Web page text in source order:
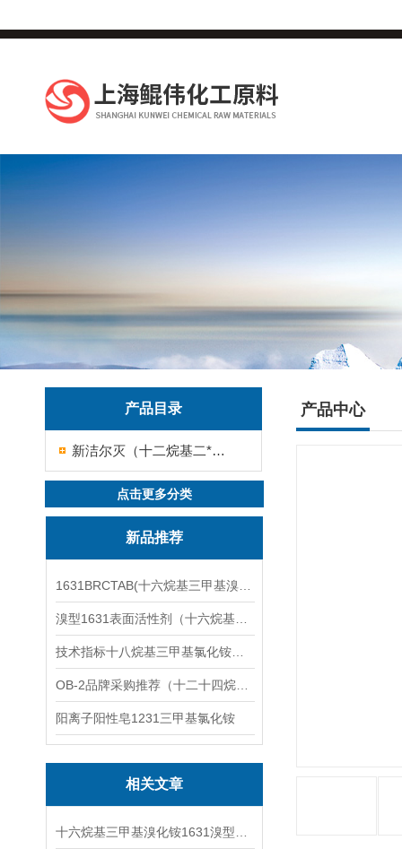
产品目录
新洁尔灭（十二烷基二*溴化铵）
点击更多分类
新品推荐
阳离子阳性皂1231三甲基氯化铵
相关文章
产品中心